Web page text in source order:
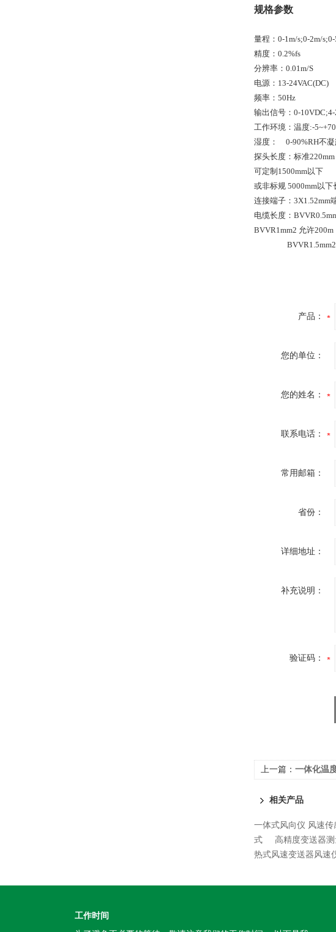
规格参数
量程：0-1m/s;0-2m/
精度：0.2%fs
分辨率：0.01m/S
电源：13-24VAC(DC)
频率：50Hz
输出信号：0-
工作环境：温度:-
湿度： 0-90%RH不凝
探头长度：标准220mm
可定制1500mm以下
或非标规 5000mm以下
连接端子：3X1.52mm
电缆长度：
BVVR1mm2 允许200m
BVVR1.5mm2
产品：
您的单位：
您的姓名：
联系电话：
常用邮箱：
省份：
详细地址：
补充说明：
验证码：
上一篇： 一体化温
相关产品
一体式风向仪 风速传
式
高精度变送器
热式风速变送器风速
工作时间